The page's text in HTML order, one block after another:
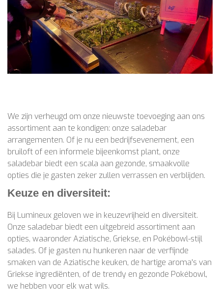
We zijn verheugd om onze nieuwste toevoeging aan ons
assortiment aan te kondigen: onze saladebar
arrangementen. Of je nu een bedrijfsevenement, een
bruiloft of een informele bijeenkomst plant, onze
saladebar biedt een scala aan gezonde, smaakvolle
opties die je gasten zeker zullen verrassen en verblijden.
Keuze en diversiteit:
Bij Lumineux geloven we in keuzevrijheid en diversiteit.
Onze saladebar biedt een uitgebreid assortiment aan
opties, waaronder Aziatische, Griekse, en Pokébowl-stijl
salades. Of je gasten nu hunkeren naar de verfijnde
smaken van de Aziatische keuken, de hartige aroma's van
Griekse ingrediënten, of de trendy en gezonde Pokébowl,
we hebben voor elk wat wils.